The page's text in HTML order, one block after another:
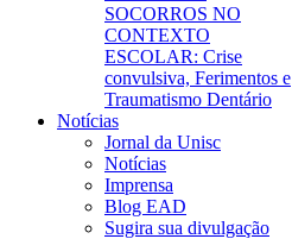
SOCORROS NO
CONTEXTO
ESCOLAR: Crise
convulsiva, Ferimentos e
Traumatismo Dentário
Notícias
Jornal da Unisc
Notícias
Imprensa
Blog EAD
Sugira sua divulgação